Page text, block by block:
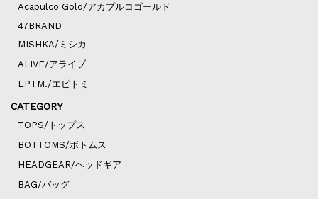
Acapulco Gold/アカプルコゴールド
47BRAND
MISHKA/ミシカ
ALIVE/アライブ
EPTM./エピトミ
CATEGORY
TOPS/トップス
BOTTOMS/ボトムス
HEADGEAR/ヘッドギア
BAG/バッグ